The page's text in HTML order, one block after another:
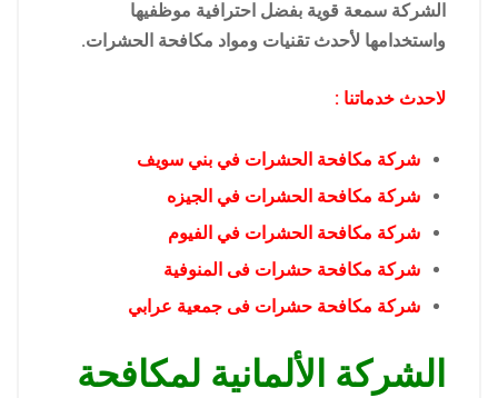
الشركة سمعة قوية بفضل احترافية موظفيها
واستخدامها لأحدث تقنيات ومواد مكافحة الحشرات.
لاحدث خدماتنا :
شركة مكافحة الحشرات في بني سويف
شركة مكافحة الحشرات في الجيزه
شركة مكافحة الحشرات في الفيوم
شركة مكافحة حشرات فى المنوفية
شركة مكافحة حشرات فى جمعية عرابي
الشركة الألمانية لمكافحة